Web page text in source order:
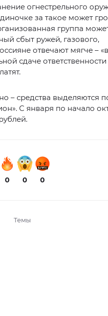
огнестрельного
за такое может
группа
сбыт ружей, газового,
отвечают мягче –
сдаче
– средства выделяются
С января по начало
0 0 0
Темы